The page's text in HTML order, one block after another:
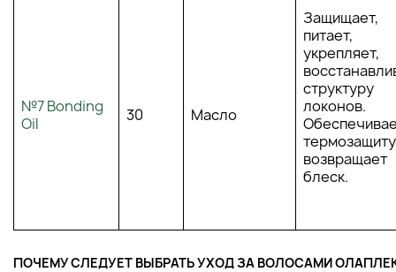
№7 Bonding
Oil
30 Масло
Защищает,
питает,
укрепляет,
структуру
локонов.
возвращает
блеск.
ПОЧЕМУ СЛЕДУЕТ ВЫБРАТЬ УХОД ЗА ВОЛОСАМИ